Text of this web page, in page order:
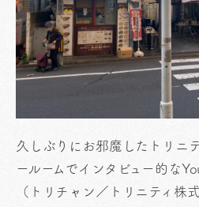
久しぶりにお邪魔したトリニ
ールームでインタビュー的な
（トリチャン／トリニティ株